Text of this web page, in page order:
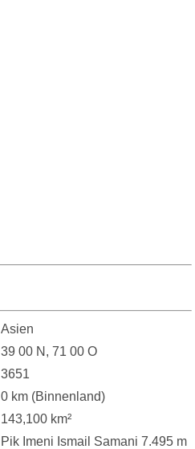
Asien
39 00 N, 71 00 O
3651
0 km (Binnenland)
143,100 km²
Pik Imeni Ismail Samani 7.495 m